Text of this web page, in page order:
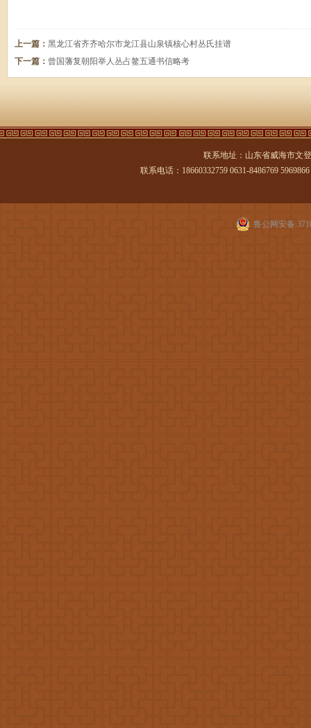
上一篇： 黑龙江省齐齐哈尔市龙江县山泉镇核心村丛氏挂谱
下一篇： 曾国藩复朝阳举人丛占鳌五通书信略考
联系地址：山东省威海市文
联系电话：18660332759 0631-8486769
鲁公网安备